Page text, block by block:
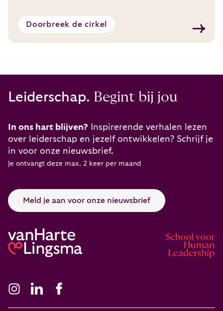
Doorbreek de cirkel
Leiderschap. Begint bij jou
In ons hart blijven? Inspirerende verhalen lezen
over leiderschap en jezelf ontwikkelen? Schrijf je
in voor onze nieuwsbrief.
Je ontvangt deze max. 2 keer per maand
Meld je aan voor onze nieuwsbrief